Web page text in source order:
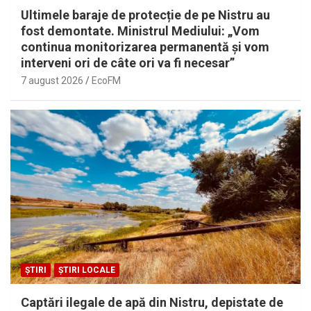
Ultimele baraje de protecție de pe Nistru au
fost demontate. Ministrul Mediului: „Vom
continua monitorizarea permanentă și vom
interveni ori de câte ori va fi necesar”
7 august 2026 EcoFM
ȘTIRI ȘTIRI LOCALE
Captări ilegale de apă din Nistru, depistate de